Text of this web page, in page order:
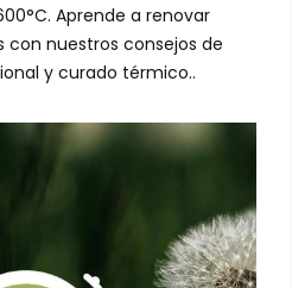
Aprende a renovar
nuestros consejos de
y curado térmico..